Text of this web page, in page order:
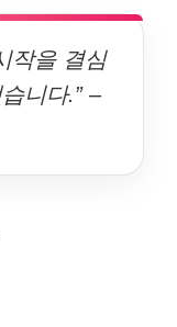
작을 결심
니다.” –